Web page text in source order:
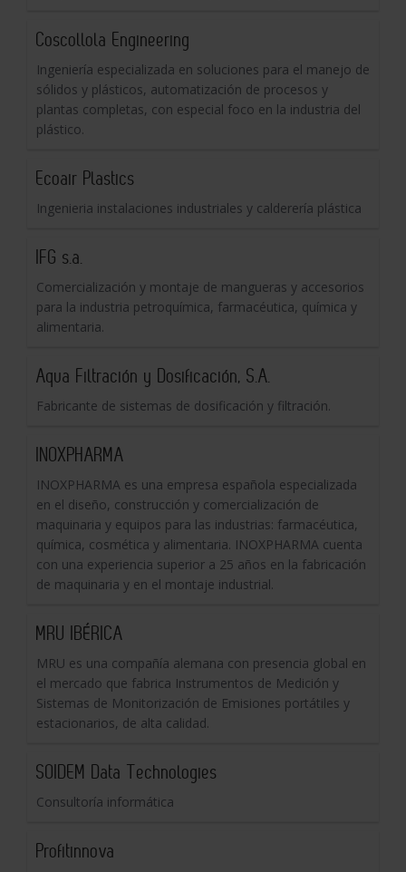
Coscollola Engineering
Ingeniería especializada en soluciones para el manejo de
sólidos y plásticos, automatización de procesos y
plantas completas, con especial foco en la industria del
plástico.
Ecoair Plastics
Ingenieria instalaciones industriales y calderería plástica
IFG s.a.
Comercialización y montaje de mangueras y accesorios
para la industria petroquímica, farmacéutica, química y
alimentaria.
Aqua Filtración y Dosificación, S.A.
Fabricante de sistemas de dosificación y filtración.
INOXPHARMA
INOXPHARMA es una empresa española especializada
en el diseño, construcción y comercialización de
maquinaria y equipos para las industrias: farmacéutica,
química, cosmética y alimentaria. INOXPHARMA cuenta
con una experiencia superior a 25 años en la fabricación
de maquinaria y en el montaje industrial.
MRU IBÉRICA
MRU es una compañía alemana con presencia global en
el mercado que fabrica Instrumentos de Medición y
Sistemas de Monitorización de Emisiones portátiles y
estacionarios, de alta calidad.
SOIDEM Data Technologies
Consultoría informática
Profitinnova